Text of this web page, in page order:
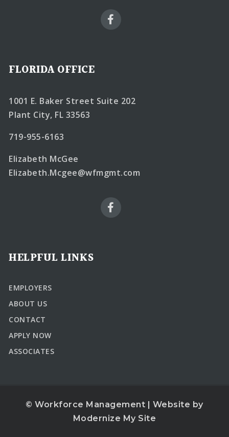
FLORIDA OFFICE
1001 E. Baker Street Suite 202
Plant City, FL 33563
719-955-6163
Elizabeth McGee
Elizabeth.Mcgee@wfmgmt.com
HELPFUL LINKS
EMPLOYERS
ABOUT US
CONTACT
APPLY NOW
ASSOCIATES
© Workforce Management | Website by
Modernize My Site